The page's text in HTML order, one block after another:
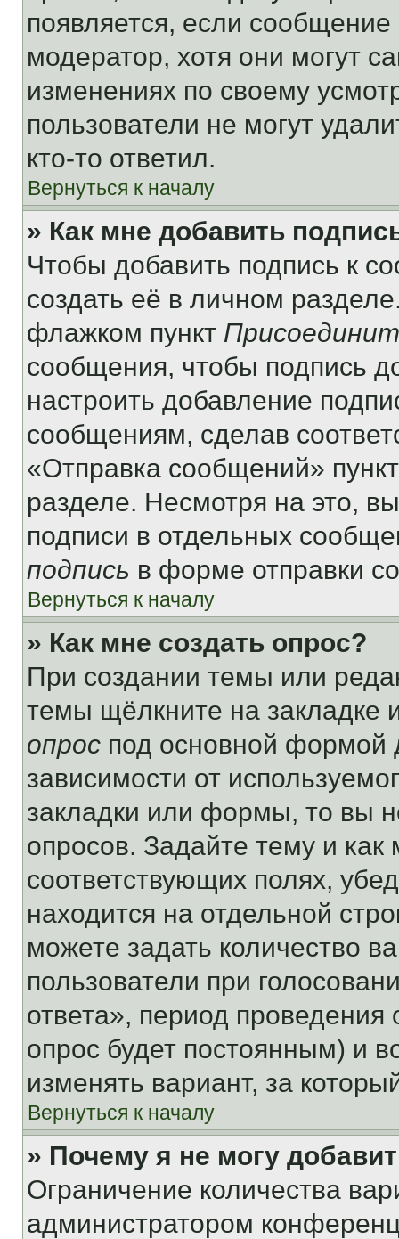
появляется, если
модератор, хотя они могут
изменениях по своему
пользователи не могут
кто-то ответил.
Вернуться к началу
» Как мне добавить
Чтобы добавить подпись к
создать её в личном
флажком пункт
сообщения, чтобы подпись
настроить добавление
сообщениям, сделав
«Отправка сообщений»
разделе. Несмотря на это,
подписи в отдельных
подпись в форме отправки
Вернуться к началу
» Как мне создать опрос?
При создании темы или
темы щёлкните на
опрос под основной формой
зависимости от
закладки или формы, то вы
опросов. Задайте тему и
соответствующих полях,
находится на отдельной
можете задать количество
пользователи при
ответа», период проведения
опрос будет постоянным) и
изменять вариант, за
Вернуться к началу
» Почему я не могу
Ограничение количества
администратором